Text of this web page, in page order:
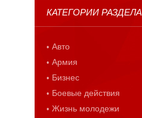
КАТЕГОРИИ РАЗДЕЛА
Авто
Армия
Бизнес
Боевые действия
Жизнь молодежи